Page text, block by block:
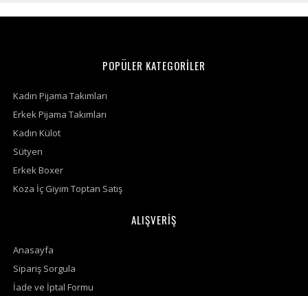
POPÜLER KATEGORİLER
Kadın Pijama Takımları
Erkek Pijama Takımları
Kadın Külot
Sütyen
Erkek Boxer
Koza İç Giyim Toptan Satış
ALIŞVERİŞ
Anasayfa
Sipariş Sorgula
İade ve İptal Formu